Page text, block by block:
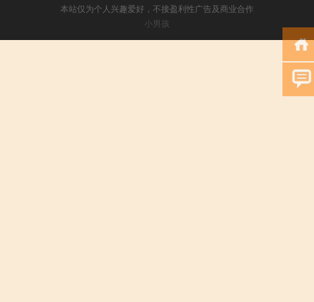
本站仅为个人兴趣爱好，不接盈利性广告及商业合作
小男孩